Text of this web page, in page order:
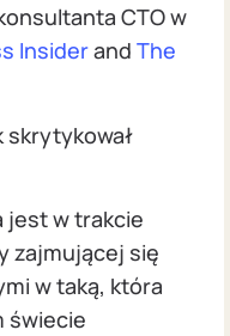
CTO w
Insiderand The
skrytykował
jest w trakcie
zajmującej się
w taką, która
świecie